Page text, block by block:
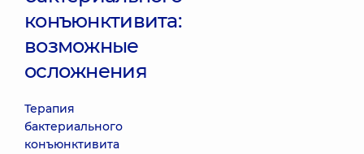
конъюнктивита:
возможные
осложнения
Терапия
бактериального
конъюнктивита